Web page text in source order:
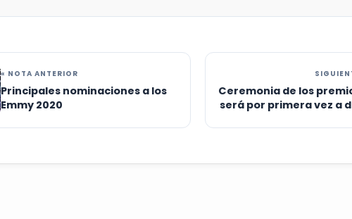
« NOTA ANTERIOR
Principales nominaciones a los
Emmy 2020
Ceremonia de los
será por primera vez a